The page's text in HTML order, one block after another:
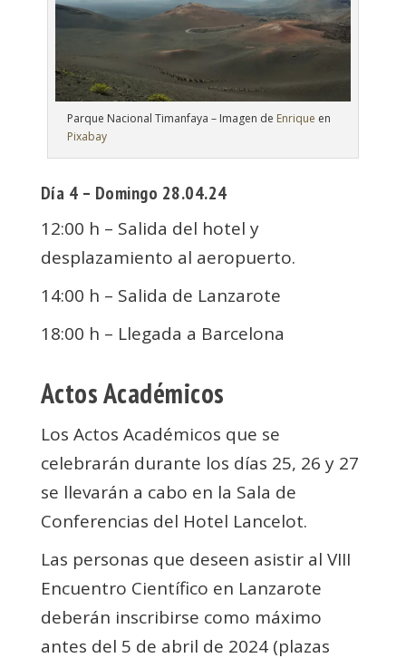
Parque Nacional Timanfaya – Imagen de Enrique en
Pixabay
Día 4 – Domingo 28.04.24
12:00 h – Salida del hotel y
desplazamiento al aeropuerto.
14:00 h – Salida de Lanzarote
18:00 h – Llegada a Barcelona
Actos Académicos
Los Actos Académicos que se
celebrarán durante los días 25, 26 y 27
se llevarán a cabo en la Sala de
Conferencias del Hotel Lancelot.
Las personas que deseen asistir al VIII
Encuentro Científico en Lanzarote
deberán inscribirse como máximo
antes del 5 de abril de 2024 (plazas